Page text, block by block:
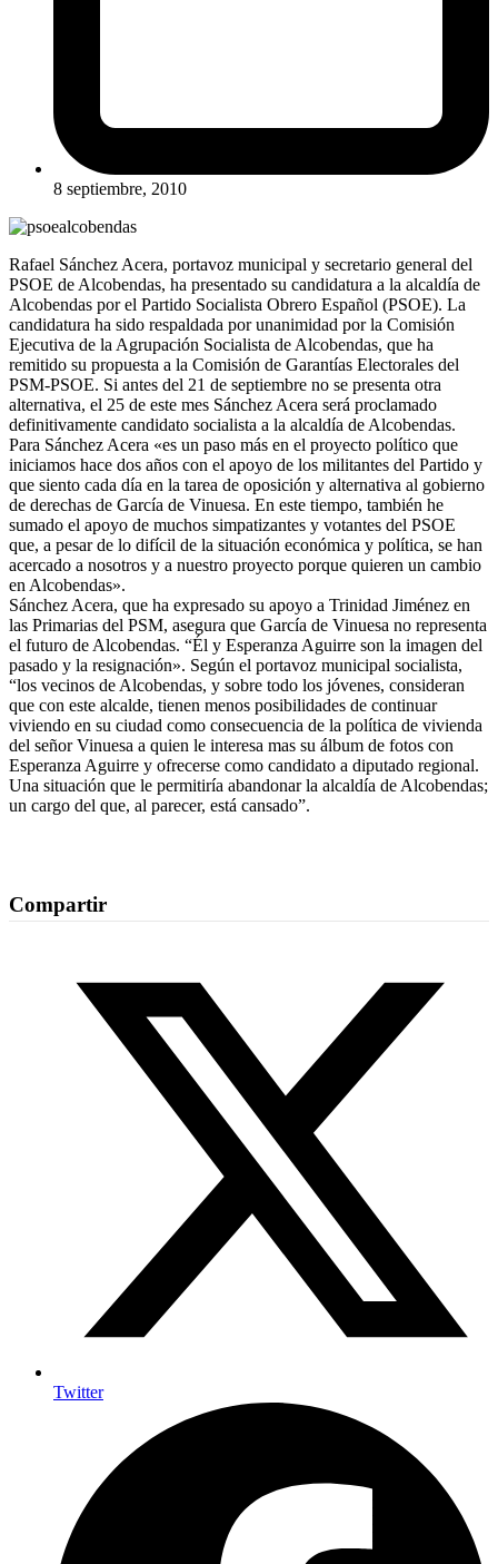
8 septiembre, 2010
Rafael Sánchez Acera, portavoz municipal y secretario general del
PSOE de Alcobendas, ha presentado su candidatura a la alcaldía de
Alcobendas por el Partido Socialista Obrero Español (PSOE). La
candidatura ha sido respaldada por unanimidad por la Comisión
Ejecutiva de la Agrupación Socialista de Alcobendas, que ha
remitido su propuesta a la Comisión de Garantías Electorales del
PSM-PSOE. Si antes del 21 de septiembre no se presenta otra
alternativa, el 25 de este mes Sánchez Acera será proclamado
definitivamente candidato socialista a la alcaldía de Alcobendas.
Para Sánchez Acera «es un paso más en el proyecto político que
iniciamos hace dos años con el apoyo de los militantes del Partido y
que siento cada día en la tarea de oposición y alternativa al gobierno
de derechas de García de Vinuesa. En este tiempo, también he
sumado el apoyo de muchos simpatizantes y votantes del PSOE
que, a pesar de lo difícil de la situación económica y política, se han
acercado a nosotros y a nuestro proyecto porque quieren un cambio
en Alcobendas».
Sánchez Acera, que ha expresado su apoyo a Trinidad Jiménez en
las Primarias del PSM, asegura que García de Vinuesa no representa
el futuro de Alcobendas. “Él y Esperanza Aguirre son la imagen del
pasado y la resignación». Según el portavoz municipal socialista,
“los vecinos de Alcobendas, y sobre todo los jóvenes, consideran
que con este alcalde, tienen menos posibilidades de continuar
viviendo en su ciudad como consecuencia de la política de vivienda
del señor Vinuesa a quien le interesa mas su álbum de fotos con
Esperanza Aguirre y ofrecerse como candidato a diputado regional.
Una situación que le permitiría abandonar la alcaldía de Alcobendas;
un cargo del que, al parecer, está cansado”.
Compartir
Twitter